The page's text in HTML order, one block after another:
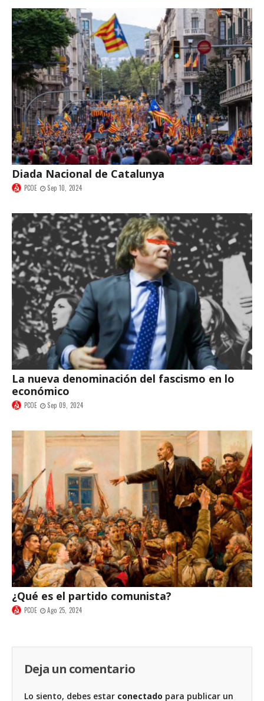
Diada Nacional de Catalunya
PCOE Sep 10, 2024
La nueva denominación del fascismo en lo
económico
PCOE Sep 09, 2024
¿Qué es el partido comunista?
PCOE Ago 25, 2024
Deja un comentario
Lo siento, debes estar conectado para publicar un